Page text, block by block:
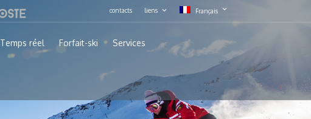
contacts liens Français
Temps réel Forfait-ski Services